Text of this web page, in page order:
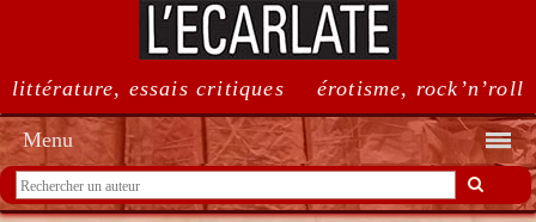
littérature, essais critiques érotisme, rock’n’roll
Menu